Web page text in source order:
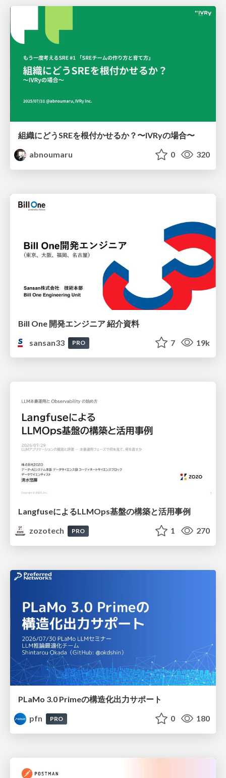
組織にどうSREを根付かせるか？〜IVRyの場合〜
abnoumaru
0 320
Bill One 開発エンジニア 紹介資料
sansan33
PRO 7 19k
LangfuseによるLLMOps基盤の構築と活用事例
zozotech
PRO 1 270
PLaMo 3.0 Primeの構造化出力サポート
pfn
PRO 0 180